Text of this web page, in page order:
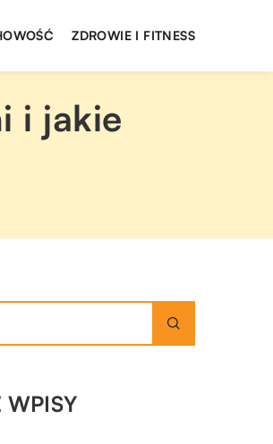
ZDROWIE I FITNESS
i jakie
WPISY